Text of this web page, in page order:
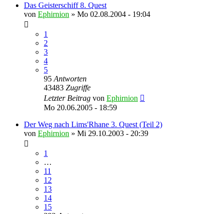
Das Geisterschiff 8. Quest
von Ephirnion » Mo 02.08.2004 - 19:04
1
2
3
4
5
95 Antworten
43483 Zugriffe
Letzter Beitrag von Ephirnion
Mo 20.06.2005 - 18:59
Der Weg nach Lims'Rhane 3. Quest (Teil 2)
von Ephirnion » Mi 29.10.2003 - 20:39
1
…
11
12
13
14
15